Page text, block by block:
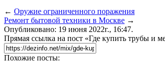
← Оружие ограниченного поражения
Ремонт бытовой техники в Москве →
Опубликовано: 19 июня 2022г., 16:47.
Прямая ссылка на пост «Где купить трубы и
Похожие посты: